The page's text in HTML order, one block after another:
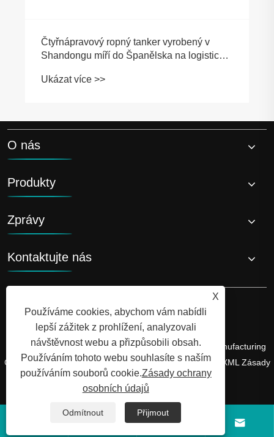
O nás
Produkty
Zprávy
Kontaktujte nás
Copyright © 2026 Shandong Luyi Dedicated Vehicle Manufacturing
Co., Ltd. Všechna práva vyhrazena.Links Sitemap RSS XML Zásady
ochrany osobních údajů
 
X
Používáme cookies, abychom vám nabídli
lepší zážitek z prohlížení, analyzovali
návštěvnost webu a přizpůsobili obsah.
Používáním tohoto webu souhlasíte s naším
používáním souborů cookie.Zásady ochrany
osobních údajů
Odmítnout Přijmout